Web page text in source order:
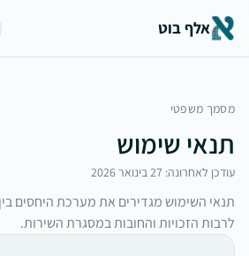
אלף בוט
מסמך משפטי
תנאי שימוש
עודכן לאחרונה: 27 בינואר 2026
תנאי השימוש מגדירים את מערכת היחסים
לרבות הזכויות והחובות במסגרת השירות.